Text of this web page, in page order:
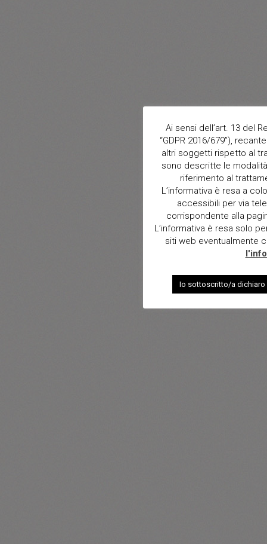
Ai sensi dell’art. 13 del
“GDPR 2016/679”),
altri soggetti rispetto al
sono descritte le
riferimento al
L’informativa è resa a
accessibili per via
corrispondente alla
L’informativa è resa solo
siti web eventualmente
Io sottoscritto/a dichiaro